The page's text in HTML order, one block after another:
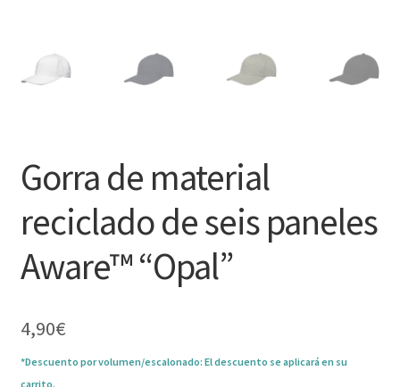
Gorra de material
reciclado de seis paneles
Aware™ “Opal”
4,90€
*Descuento por volumen/escalonado: El descuento se aplicará en su
carrito.